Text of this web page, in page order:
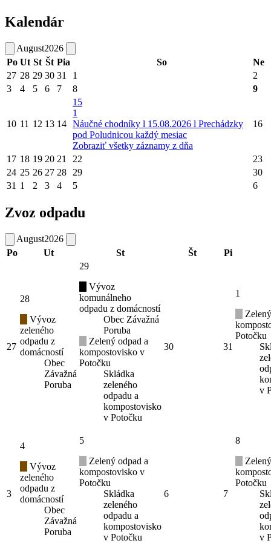
Kalendár
August2026
Po Ut St Št Pia So
Ne
27 28 29 30 31 1
2
3
4 5 6 7 8 9
10 11 12 13 14
15
1
Náučné chodníky l 15.08.2026 l Prechádzky
pod Poludnicou každý mesiac
Zobraziť všetky záznamy z dňa
16
17 18 19 20 21 22
23
24 25 26 27 28 29
30
31 1 2 3 4 5 6
Zvoz odpadu
August2026
Po
Ut St Št Pi
27
28
Vývoz
zeleného
odpadu z
domácností
Obec
Závažná
Poruba
29
Vývoz
komunálneho
odpadu z domácností
Obec Závažná
Poruba
Zelený odpad a
kompostovisko v
Potočku
Skládka
zeleného
odpadu a
kompostovisko
v Potočku
30 31
1
Potočku
v
3
4
Vývoz
zeleného
odpadu z
domácností
Obec
Závažná
Poruba
5
Zelený odpad a
kompostovisko v
Potočku
Skládka
zeleného
odpadu a
kompostovisko
v Potočku
6 7
8
Potočku
v